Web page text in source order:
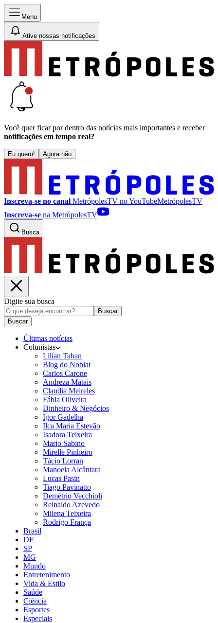
Menu
Ative nossas notificações
Você quer ficar por dentro das notícias mais importantes e receber
notificações em tempo real?
Eu quero! Agora não
Inscreva-se no canal MetrópolesTV noYouTubeMetrópolesTV
Inscreva-se na MetrópolesTV
Busca
Digite sua busca
Buscar
Buscar
Últimas notícias
Colunistas
Lilian Tahan
Blog do Noblat
Carlos Carone
Andreza Matais
Claudia Meireles
Fábia Oliveira
Dinheiro & Negócios
Igor Gadelha
Ilca Maria Estevão
Isadora Teixeira
Mario Sabino
Mirelle Pinheiro
Tácio Lorran
Manoela Alcântara
Lucas Pasin
Tiago Pavinatto
Demétrio Vecchioli
Reinaldo Azevedo
Milena Teixeira
Rodrigo França
Brasil
DF
SP
MG
Mundo
Entretenimento
Vida & Estilo
Saúde
Ciência
Esportes
Especiais